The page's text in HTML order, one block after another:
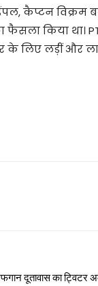
कैप्टन विक्रम
फैसला किया था।
के लिए लड़ीं और
दूतावास का